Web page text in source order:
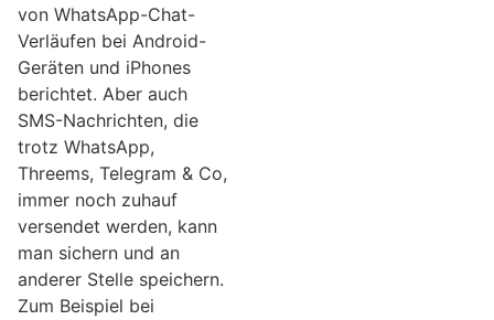
von WhatsApp-Chat-
Verläufen bei Android-
Geräten und iPhones
berichtet. Aber auch
SMS-Nachrichten, die
trotz WhatsApp,
Threems, Telegram & Co,
immer noch zuhauf
versendet werden, kann
man sichern und an
anderer Stelle speichern.
Zum Beispiel bei